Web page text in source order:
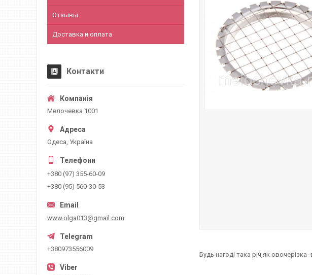
Будь нагоді така річ,як
Отзывы
Доставка и оплата
Контакти
Мелочевка 1001
Одеса, Україна
+380 (97) 355-60-09
+380 (95) 560-30-53
www.olga013@gmail.com
+380973556009